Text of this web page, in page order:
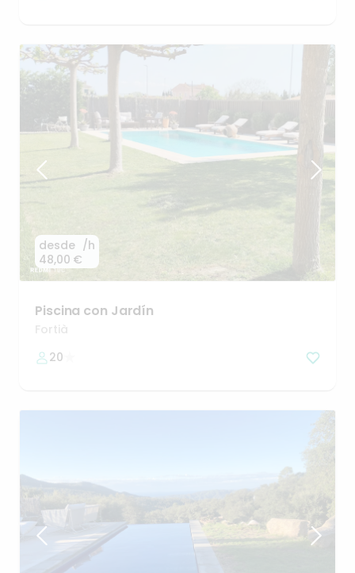
desde
48,00 €
/h
Piscina con Jardín
Fortià
20